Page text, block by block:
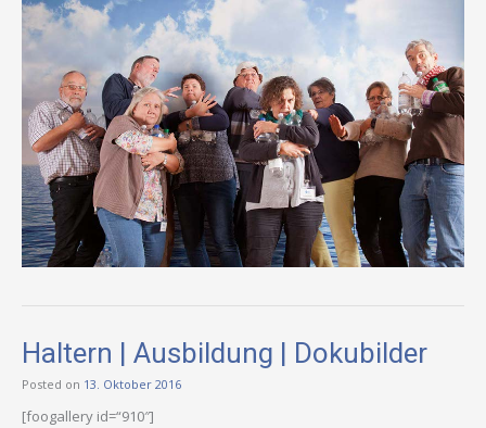
Haltern | Ausbildung | Dokubilder
Posted on 13. Oktober 2016
[foogallery id=“910″]